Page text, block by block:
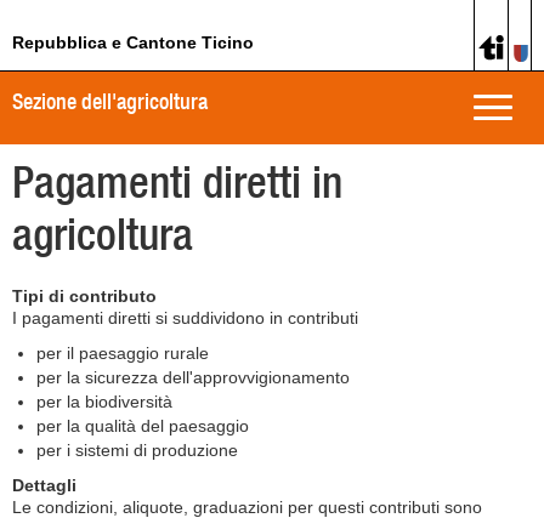
Repubblica e Cantone Ticino
Toggle
Sezione dell'agricoltura
Pagamenti diretti in
agricoltura
Tipi di contributo
I pagamenti diretti si suddividono in contributi
per il paesaggio rurale
per la sicurezza dell'approvvigionamento
per la biodiversità
per la qualità del paesaggio
per i sistemi di produzione
Dettagli
Le condizioni, aliquote, graduazioni per questi contributi sono